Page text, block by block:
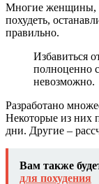
Многие женщины,
похудеть,
правильно.
Избавиться
полноценно
невозможно.
Разработано
Некоторые из них
дни. Другие –
Вам также
для похудения